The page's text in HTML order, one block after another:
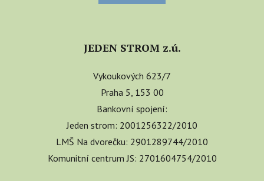
JEDEN STROM z.ú.
Vykoukových 623/7
Praha 5, 153 00
Bankovní spojení:
Jeden strom: 2001256322/2010
LMŠ Na dvorečku: 2901289744/2010
Komunitní centrum JS: 2701604754/2010